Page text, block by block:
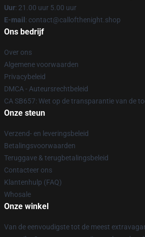
Uur: 21.00 uur 5.00 uur
E-mail : contact@callofthenight.shop
Ons bedrijf
Over ons
Algemene voorwaarden
Privacybeleid
DMCA - Auteursrechtbeleid
CA SB657: Wet op de transparantie van de
Onze steun
Verzend- en leveringsbeleid
Betalingsvoorwaarden
Teruggave & terugbetalingsbeleid
Contacteer ons
Klantenhulp (FAQ)
Whosale
Onze winkel
Van de eenvoudigste tot de meest